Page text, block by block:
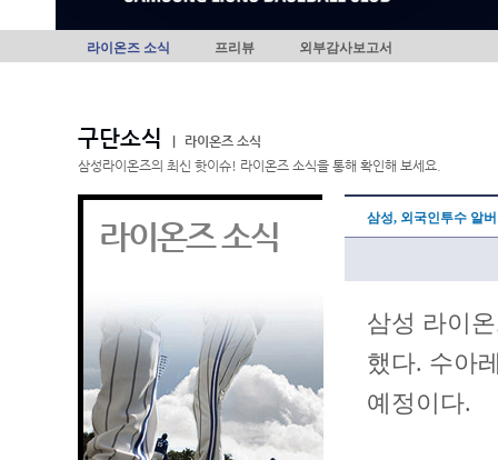
라이온즈 소식 프리뷰 외부감사보고서
구단소식
라이온즈 소식
삼성라이온즈의 최신 핫이슈! 라이온즈 소식을 통해 확인해 보세요.
라이온즈 소식 삼성, 외국인투수 알
삼성 라이
했다. 수아
예정이다.